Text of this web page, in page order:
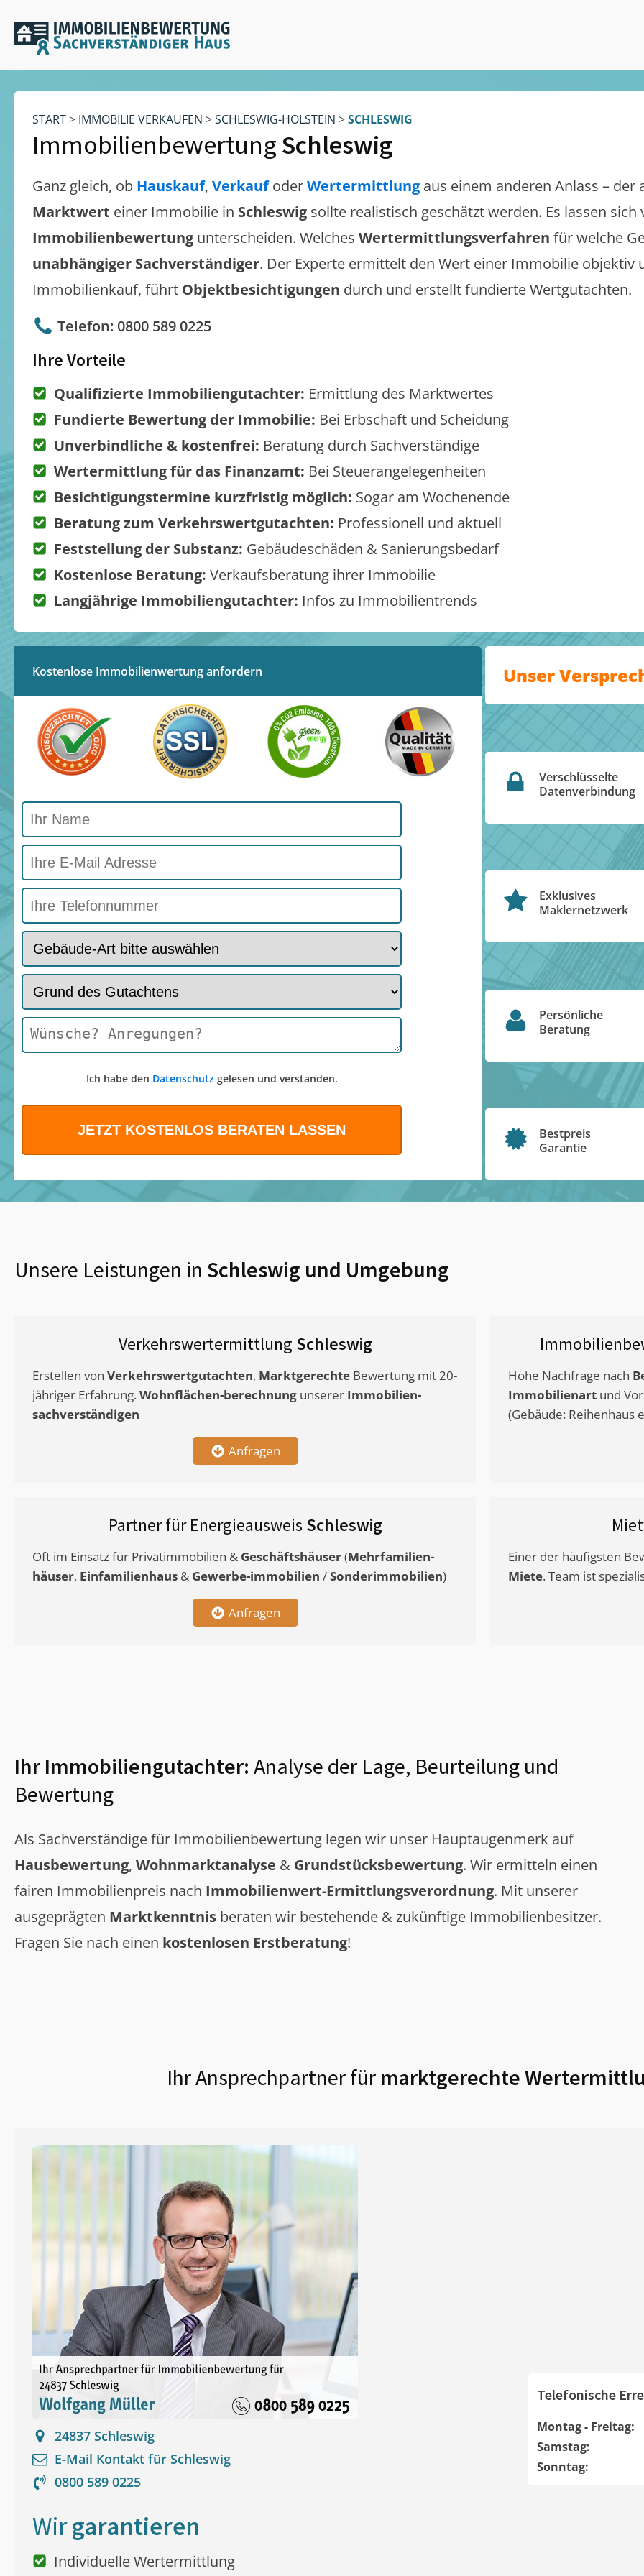
START> IMMOBILIE VERKAUFEN >SCHLESWIG-HOLSTEIN >SCHLESWIG
Immobilienbewertung Schleswig
Ganz gleich, ob Hauskauf, VerkaufoderWertermittlung aus einem anderen Anlass – der
Marktwert einer Immobilie in Schleswig sollte realistisch geschätzt werden. Es lassen
Immobilienbewertung unterscheiden. Welches Wertermittlungsverfahren für welche
unabhängiger Sachverständiger. Der Experte ermittelt den Wert einer Immobilie objektiv
Immobilienkauf, führt Objektbesichtigungen durch und erstellt fundierte Wertgutachten.
Telefon: 0800 589 0225
Ihre Vorteile
Qualifizierte Immobiliengutachter: Ermittlung des Marktwertes
Fundierte Bewertung der Immobilie: Bei Erbschaft und Scheidung
Unverbindliche & kostenfrei: Beratung durch Sachverständige
Wertermittlung für das Finanzamt: Bei Steuerangelegenheiten
Besichtigungstermine kurzfristig möglich: Sogar am Wochenende
Beratung zum Verkehrswertgutachten: Professionell und aktuell
Feststellung der Substanz: Gebäudeschäden & Sanierungsbedarf
Kostenlose Beratung: Verkaufsberatung ihrer Immobilie
Langjährige Immobiliengutachter: Infos zu Immobilientrends
Kostenlose Immobilienwertung anfordern
Ich habe den Datenschutzgelesen und verstanden.
Unser
Verschlüsselte
Datenverbindung
Exklusives
Maklernetzwerk
Persönliche
Beratung
Bestpreis
Garantie
Unsere Leistungen in Schleswig und Umgebung
Verkehrswertermittlung Schleswig
Erstellen von Verkehrswertgutachten, Marktgerechte Bewertung mit 20-
jähriger Erfahrung. Wohnflächen-berechnung unserer Immobilien-
sachverständigen
Anfragen
Hohe Nachfrage nach
Immobilienart und
(Gebäude: Reihenhaus
Partner für Energieausweis Schleswig
Oft im Einsatz für Privatimmobilien & Geschäftshäuser(Mehrfamilien-
häuser, Einfamilienhaus & Gewerbe-immobilien /Sonderimmobilien)
Anfragen
Einer der häufigsten
Miete. Team ist
Ihr Immobiliengutachter: Analyse der Lage, Beurteilung und
Bewertung
Als Sachverständige für Immobilienbewertung legen wir unser Hauptaugenmerk auf
Hausbewertung, Wohnmarktanalyse & Grundstücksbewertung. Wir ermitteln einen
fairen Immobilienpreis nach Immobilienwert-Ermittlungsverordnung. Mit unserer
ausgeprägten Marktkenntnis beraten wir bestehende & zukünftige Immobilienbesitzer.
Fragen Sie nach einen kostenlosen Erstberatung!
Ihr Ansprechpartner für marktgerechte
24837 Schleswig
E-Mail Kontakt für Schleswig
0800 589 0225
Telefonische
Montag - Freitag:
Samstag:
Sonntag:
Wirgarantieren
Individuelle Wertermittlung